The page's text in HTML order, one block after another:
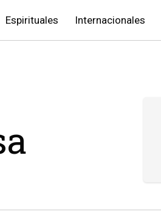
Espirituales Internacionales